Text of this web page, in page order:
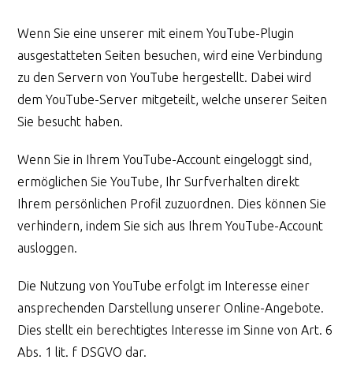
Wenn Sie eine unserer mit einem YouTube-Plugin
ausgestatteten Seiten besuchen, wird eine Verbindung
zu den Servern von YouTube hergestellt. Dabei wird
dem YouTube-Server mitgeteilt, welche unserer Seiten
Sie besucht haben.
Wenn Sie in Ihrem YouTube-Account eingeloggt sind,
ermöglichen Sie YouTube, Ihr Surfverhalten direkt
Ihrem persönlichen Profil zuzuordnen. Dies können Sie
verhindern, indem Sie sich aus Ihrem YouTube-Account
ausloggen.
Die Nutzung von YouTube erfolgt im Interesse einer
ansprechenden Darstellung unserer Online-Angebote.
Dies stellt ein berechtigtes Interesse im Sinne von Art. 6
Abs. 1 lit. f DSGVO dar.